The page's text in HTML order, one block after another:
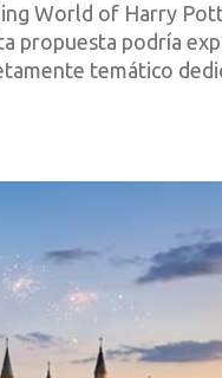
World of Harry
propuesta podría
temático